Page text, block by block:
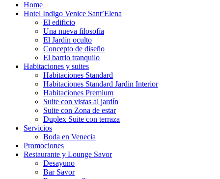
Home
Hotel Indigo Venice Sant’Elena
El edificio
Una nueva filosofía
El Jardín oculto
Concepto de diseño
El barrio tranquilo
Habitaciones y suites
Habitaciones Standard
Habitaciones Standard Jardin Interior
Habitaciones Premium
Suite con vistas al jardín
Suite con Zona de estar
Duplex Suite con terraza
Servicios
Boda en Venecia
Promociones
Restaurante y Lounge Savor
Desayuno
Bar Savor